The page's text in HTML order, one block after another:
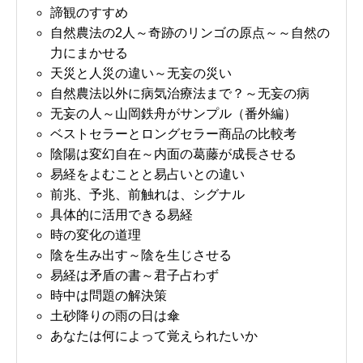
諦観のすすめ
自然農法の2人～奇跡のリンゴの原点～～自然の
力にまかせる
天災と人災の違い～无妄の災い
自然農法以外に病気治療法まで？～无妄の病
无妄の人～山岡鉄舟がサンプル（番外編）
ベストセラーとロングセラー商品の比較考
陰陽は変幻自在～内面の葛藤が成長させる
易経をよむことと易占いとの違い
前兆、予兆、前触れは、シグナル
具体的に活用できる易経
時の変化の道理
陰を生み出す～陰を生じさせる
易経は矛盾の書～君子占わず
時中は問題の解決策
土砂降りの雨の日は傘
あなたは何によって覚えられたいか